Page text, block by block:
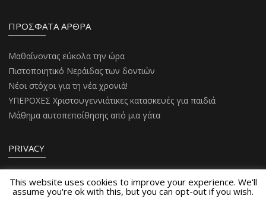
ΠΡΌΣΦΑΤΑ ΆΡΘΡΑ
Μαθαίνοντας εύκολα την ώρα
Πιστοποιητικό Νεράιδας των δοντιών
Νέοι στόχοι για τη νέα χρονιά!
ΥΠΕΡΟΧΕΣ Χριστουγεννιάτικες κατασκευές για παιδιά
Μάθημα αυτοπεποίθησης από μια γάτα
PRIVACY
Privacy Policy
This website uses cookies to improve your experience. We'll
assume you're ok with this, but you can opt-out if you wish.